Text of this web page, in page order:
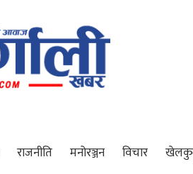
राजनीति मनोरञ्जन विचार